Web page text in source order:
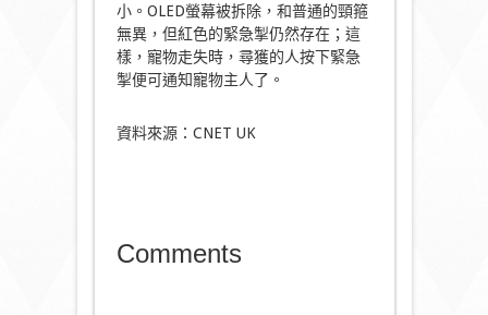
小。OLED螢幕被拆除，和普通的頸箍
無異，但紅色的緊急掣仍然存在；這
樣，寵物走失時，尋獲的人按下緊急
掣便可通知寵物主人了。
資料來源：CNET UK
Comments